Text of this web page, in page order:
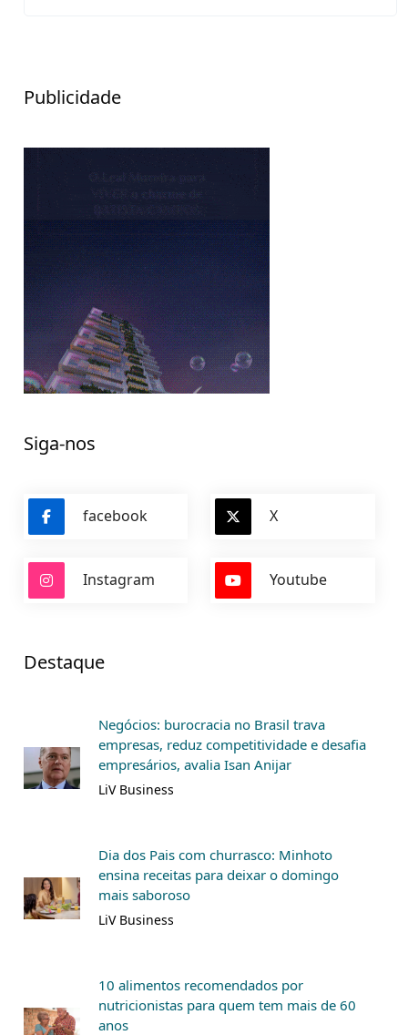
Publicidade
Siga-nos
facebook X
Instagram Youtube
Destaque
Negócios: burocracia no Brasil trava
empresas, reduz competitividade e desafia
empresários, avalia Isan Anijar
LiV Business
Dia dos Pais com churrasco: Minhoto
ensina receitas para deixar o domingo
mais saboroso
LiV Business
10 alimentos recomendados por
nutricionistas para quem tem mais de 60
anos